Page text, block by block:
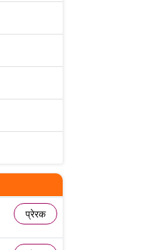
प्रेरक